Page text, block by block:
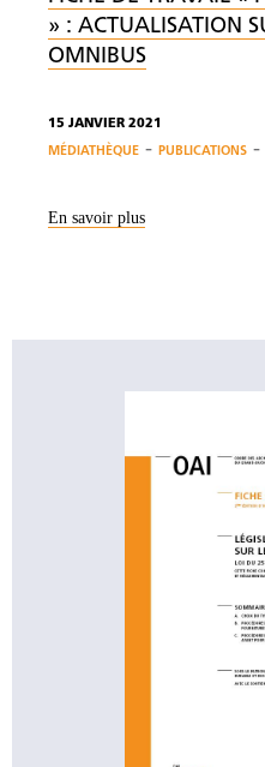
» : ACTUALISATION
OMNIBUS
15 JANVIER 2021
MÉDIATHÈQUE - PUBLICATIONS -
En savoir plus